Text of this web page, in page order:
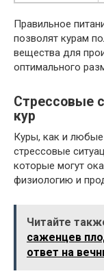
Правильное
позволят курам
вещества для
оптимального
Стрессовые
кур
Куры, как и любые
стрессовые
которые могут
физиологию и
Читайте
саженцев
ответ на